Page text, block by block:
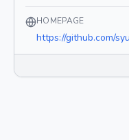
HOMEPAGE
https://github.com/